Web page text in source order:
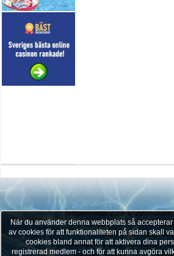
SimplePortal 2.3.8 © 2008-
SMF 2.0.19|SMF © 2017,
SMFAdsforFree
Simple Audio Video Embedder|
När du använder denna webbplats så
av cookies för att funktionaliteten på sidan skall
cookies bland annat för att aktivera dina
registrerad medlem - och för att kunna avgöra